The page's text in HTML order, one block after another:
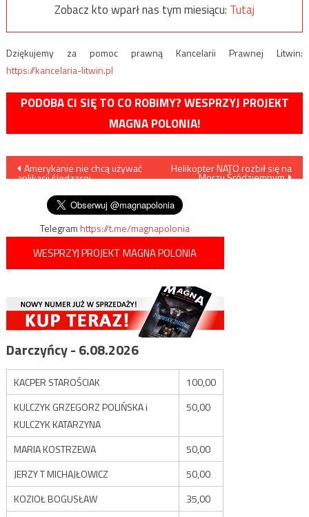
Zobacz kto wparł nas tym miesiącu: Tutaj
Dziękujemy za pomoc prawną Kancelarii Prawnej Litwin:
https://kancelaria-litwin.pl
PODOBA CI SIĘ TO CO ROBIMY? WESPRZYJ PROJEKT
MAGNA POLONIA!
Nawigacja
wpisu
Amerykanie nie chcą używać
aplikacji śledzącej
Helikopter NATO rozbił się na
Morzu Śródziemnym
Telegramhttps://t.me/magnapolonia
WESPRZYJ PROJEKT MAGNA POLONIA
Darczyńcy - 6.08.2026
KACPER STAROŚCIAK
100,00
KULCZYK GRZEGORZ POLIŃSKA i
KULCZYK KATARZYNA
50,00
MARIA KOSTRZEWA
50,00
JERZY T MICHAJŁOWICZ
50,00
KOZIOŁ BOGUSŁAW
35,00